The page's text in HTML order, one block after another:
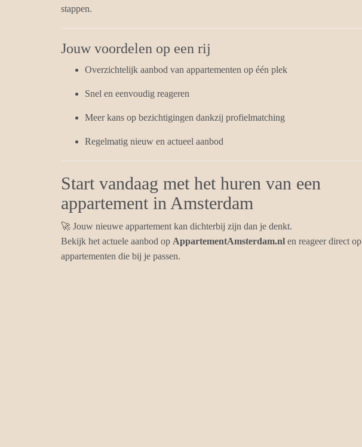
stappen.
Jouw voordelen op een rij
Overzichtelijk aanbod van appartementen op één plek
Snel en eenvoudig reageren
Meer kans op bezichtigingen dankzij profielmatching
Regelmatig nieuw en actueel aanbod
Start vandaag met het huren van een
appartement in Amsterdam
🚀 Jouw nieuwe appartement kan dichterbij zijn dan je denkt.
Bekijk het actuele aanbod op AppartementAmsterdam.nl en reageer direct op
appartementen die bij je passen.